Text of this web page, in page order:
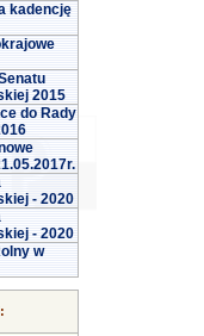
kadencję
2015
do Rady
- 2020
- 2020
w